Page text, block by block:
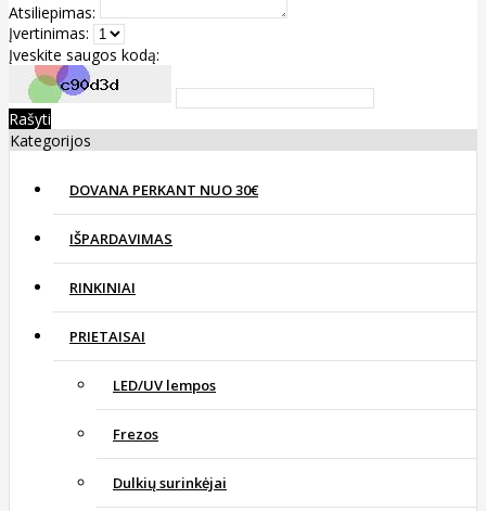
Atsiliepimas:
Įvertinimas:
Įveskite saugos kodą:
Rašyti
Kategorijos
DOVANA PERKANT NUO 30€
IŠPARDAVIMAS
RINKINIAI
PRIETAISAI
LED/UV lempos
Frezos
Dulkių surinkėjai